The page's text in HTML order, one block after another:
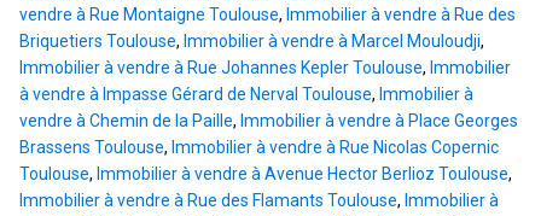
vendre à Rue Montaigne Toulouse, Immobilier à vendre à Rue des
Briquetiers Toulouse, Immobilier à vendre à Marcel Mouloudji,
Immobilier à vendre à Rue Johannes Kepler Toulouse, Immobilier
à vendre à Impasse Gérard de Nerval Toulouse, Immobilier à
vendre à Chemin de la Paille, Immobilier à vendre à Place Georges
Brassens Toulouse, Immobilier à vendre à Rue Nicolas Copernic
Toulouse, Immobilier à vendre à Avenue Hector Berlioz Toulouse,
Immobilier à vendre à Rue des Flamants Toulouse, Immobilier à